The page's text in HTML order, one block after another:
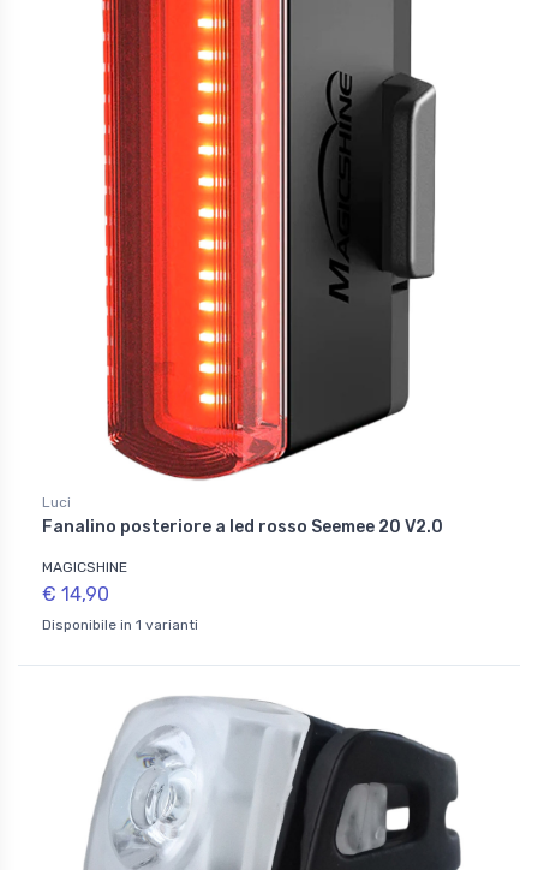
Luci
Fanalino posteriore a led rosso Seemee 20 V2.0
MAGICSHINE
€ 14,90
Disponibile in 1 varianti